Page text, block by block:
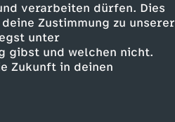
verarbeiten dürfen. Dies
Zustimmung zu unserer
unter
gibst und welchen nicht.
Zukunft in deinen